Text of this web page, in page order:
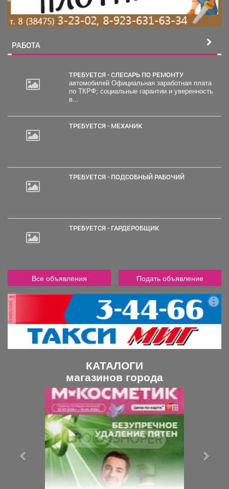
РАБОТА
ТРЕБУЕТСЯ - СЛЕСАРЬ ПО РЕМОНТУ
автомобилей Официальная заработная плата
по ТКРФ; социальные гарантии и уверенность
в...
ТРЕБУЕТСЯ - МЕХАНИК
ТРЕБУЕТСЯ - ПОДСОБНЫЙ РАБОЧИЙ
ТРЕБУЕТСЯ - ГАРДЕРОБЩИК
Все объявления Подать объявление
реклама
КАТАЛОГИ
магазинов города